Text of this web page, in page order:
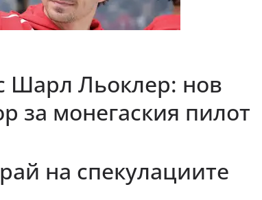
Шарл Льоклер: нов
за монегаския пилот
на спекулациите